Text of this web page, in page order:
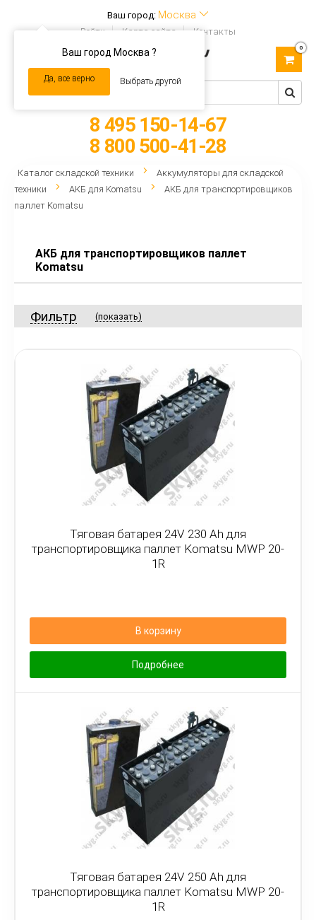
Ваш город: Москва
Ваш город Москва ?
Да, все верно Выбрать другой
Войти Карта сайта Контакты
navigation
0
8 495 150-14-67
8 800 500-41-28
Каталог складской техники
Аккумуляторы для складской
техники
АКБ для Komatsu
АКБ для транспортировщиков
паллет Komatsu
АКБ для транспортировщиков паллет
Komatsu
Фильтр (показать)
Тяговая батарея 24V 230 Ah для
транспортировщика паллет Komatsu MWP 20-
1R
В корзину
Подробнее
Тяговая батарея 24V 250 Ah для
транспортировщика паллет Komatsu MWP 20-
1R